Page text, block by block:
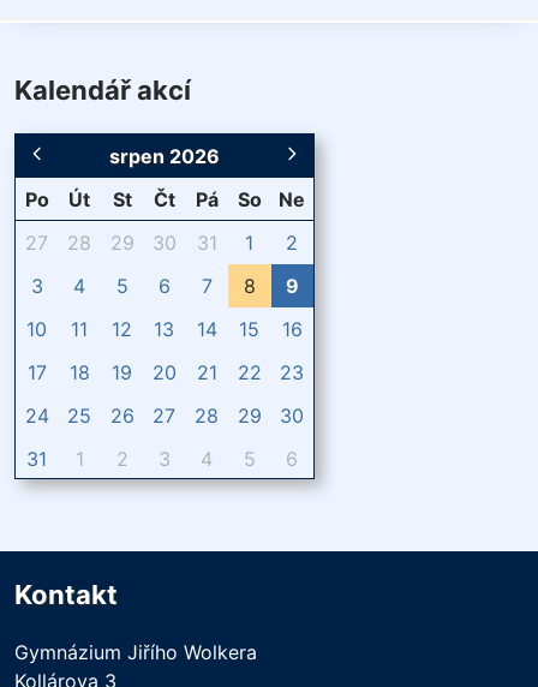
Kalendář akcí
srpen 2026
Po
Út St Čt Pá So
Ne
27
28 29 30 31 1
2
3
4 5 6 7 8
9
10
11 12 13 14 15
16
17
18 19 20 21 22
23
24
25 26 27 28 29
30
31
1 2 3 4 5 6
Kontakt
Gymnázium Jiřího Wolkera
Kollárova 3